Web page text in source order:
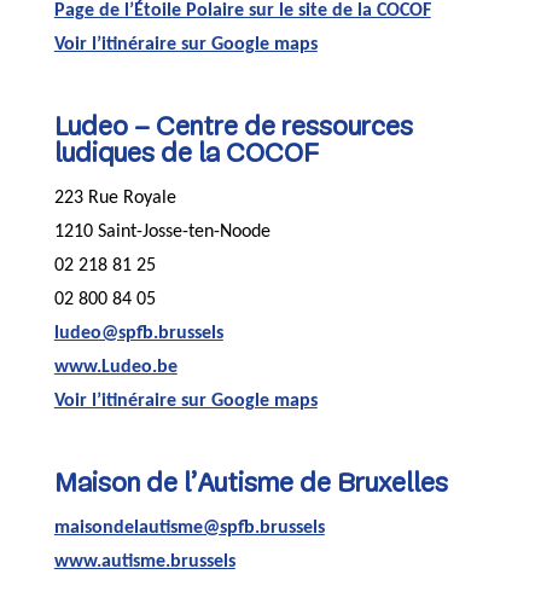
Page de l’Étoile Polaire sur le site de la COCOF
Voir l’itinéraire sur Google maps
Ludeo – Centre de ressources
ludiques de la COCOF
223 Rue Royale
1210 Saint-Josse-ten-Noode
02 218 81 25
02 800 84 05
ludeo@spfb.brussels
www.Ludeo.be
Voir l’itinéraire sur Google maps
Maison de l’Autisme de Bruxelles
maisondelautisme@spfb.brussels
www.autisme.brussels